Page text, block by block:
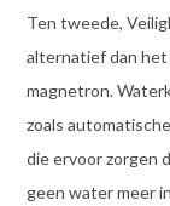
Ten tweede,
alternatief dan het
magnetron.
zoals
die ervoor zorgen
geen water meer